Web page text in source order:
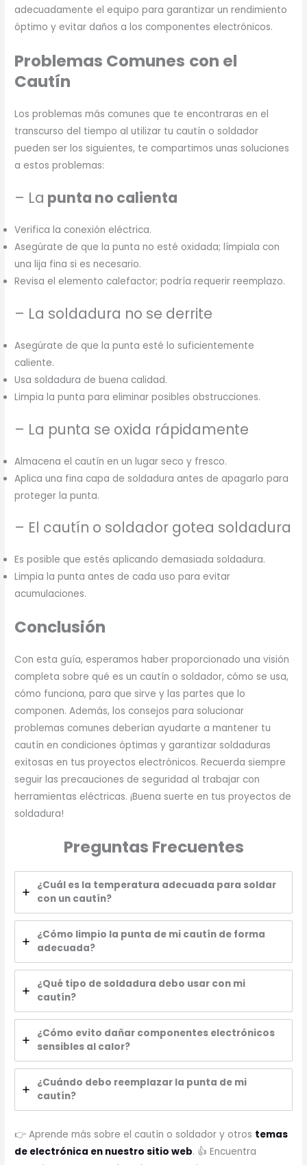
adecuadamente el equipo para garantizar un rendimiento
óptimo y evitar daños a los componentes electrónicos.
Problemas Comunes con el
Cautín
Los problemas más comunes que te encontraras en el
transcurso del tiempo al utilizar tu cautín o soldador
pueden ser los siguientes, te compartimos unas soluciones
a estos problemas:
– La punta no calienta
Verifica la conexión eléctrica.
Asegúrate de que la punta no esté oxidada; límpiala con
una lija fina si es necesario.
Revisa el elemento calefactor; podría requerir reemplazo.
– La soldadura no se derrite
Asegúrate de que la punta esté lo suficientemente
caliente.
Usa soldadura de buena calidad.
Limpia la punta para eliminar posibles obstrucciones.
– La punta se oxida rápidamente
Almacena el cautín en un lugar seco y fresco.
Aplica una fina capa de soldadura antes de apagarlo para
proteger la punta.
– El cautín o soldador gotea soldadura
Es posible que estés aplicando demasiada soldadura.
Limpia la punta antes de cada uso para evitar
acumulaciones.
Conclusión
Con esta guía, esperamos haber proporcionado una visión
completa sobre qué es un cautín o soldador, cómo se usa,
cómo funciona, para que sirve y las partes que lo
componen. Además, los consejos para solucionar
problemas comunes deberían ayudarte a mantener tu
cautín en condiciones óptimas y garantizar soldaduras
exitosas en tus proyectos electrónicos. Recuerda siempre
seguir las precauciones de seguridad al trabajar con
herramientas eléctricas. ¡Buena suerte en tus proyectos de
soldadura!
Preguntas Frecuentes
¿Cuál es la temperatura adecuada para soldar
con un cautín?
¿Cómo limpio la punta de mi cautín de forma
adecuada?
¿Qué tipo de soldadura debo usar con mi
cautín?
¿Cómo evito dañar componentes electrónicos
sensibles al calor?
¿Cuándo debo reemplazar la punta de mi
cautín?
👉 Aprende más sobre el cautín o soldador y otros temas
de electrónica en nuestro sitio web. 👍 Encuentra